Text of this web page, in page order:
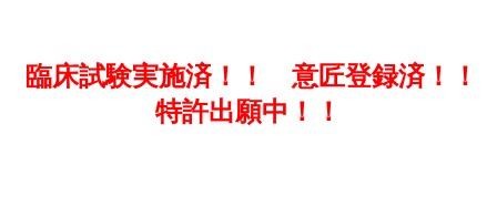
臨床試験実施済！！ 意匠登録済！！
特許出願中！！